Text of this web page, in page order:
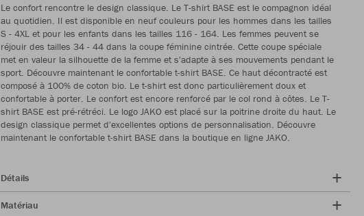
Le confort rencontre le design classique. Le T-shirt BASE est le compagnon idéal
au quotidien. Il est disponible en neuf couleurs pour les hommes dans les tailles
S - 4XL et pour les enfants dans les tailles 116 - 164. Les femmes peuvent se
réjouir des tailles 34 - 44 dans la coupe féminine cintrée. Cette coupe spéciale
met en valeur la silhouette de la femme et s'adapte à ses mouvements pendant le
sport. Découvre maintenant le confortable t-shirt BASE. Ce haut décontracté est
composé à 100% de coton bio. Le t-shirt est donc particulièrement doux et
confortable à porter. Le confort est encore renforcé par le col rond à côtes. Le T-
shirt BASE est pré-rétréci. Le logo JAKO est placé sur la poitrine droite du haut. Le
design classique permet d'excellentes options de personnalisation. Découvre
maintenant le confortable t-shirt BASE dans la boutique en ligne JAKO.
Détails
Matériau